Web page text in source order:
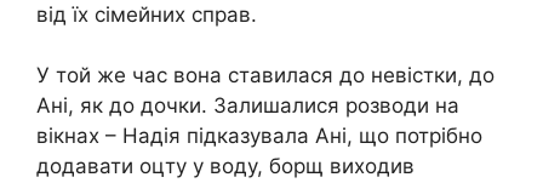
від їх сімейних справ.
У той же час вона ставилася до невістки, до
Ані, як до дочки. Залишалися розводи на
вікнах – Надія підказувала Ані, що потрібно
додавати оцту у воду, борщ виходив